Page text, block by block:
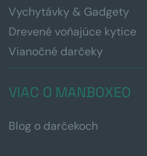
Vychytávky & Gadgety
Drevené voňajúce kytice
Vianočné darčeky
VIAC O MANBOXEO
Blog o darčekoch